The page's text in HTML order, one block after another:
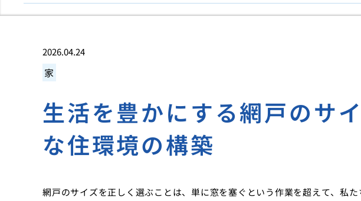
2026.04.24
家
生活を豊かにする網戸のサ
な住環境の構築
網戸のサイズを正しく選ぶことは、単に窓を塞ぐという作業を超えて、私